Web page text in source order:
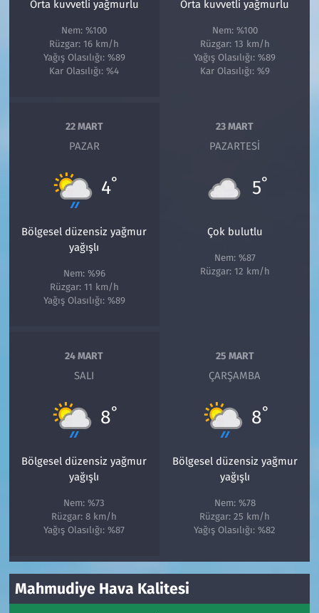
Orta kuvvetli yağmurlu
Nem: %100
Rüzgar: 16 km/h
Yağış Olasılığı: %89
Kar Olasılığı: %4
Orta kuvvetli yağmurlu
Nem: %100
Rüzgar: 13 km/h
Yağış Olasılığı: %89
Kar Olasılığı: %9
22 MART
PAZAR
4°
Bölgesel düzensiz yağmur
yağışlı
Nem: %96
Rüzgar: 11 km/h
Yağış Olasılığı: %89
23 MART
PAZARTESI
5°
Çok bulutlu
Nem: %87
Rüzgar: 12 km/h
24 MART
SALI
8°
Bölgesel düzensiz yağmur
yağışlı
Nem: %73
Rüzgar: 8 km/h
Yağış Olasılığı: %87
25 MART
ÇARŞAMBA
8°
Bölgesel düzensiz yağmur
yağışlı
Nem: %78
Rüzgar: 25 km/h
Yağış Olasılığı: %82
Mahmudiye Hava Kalitesi